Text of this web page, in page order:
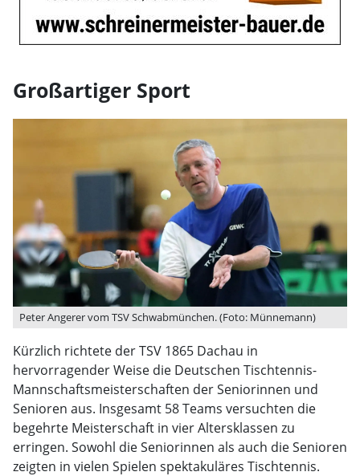
Großartiger Sport
Peter Angerer vom TSV Schwabmünchen. (Foto: Münnemann)
Kürzlich richtete der TSV 1865 Dachau in
hervorragender Weise die Deutschen Tischtennis-
Mannschaftsmeisterschaften der Seniorinnen und
Senioren aus. Insgesamt 58 Teams versuchten die
begehrte Meisterschaft in vier Altersklassen zu
erringen. Sowohl die Seniorinnen als auch die Senioren
zeigten in vielen Spielen spektakuläres Tischtennis.